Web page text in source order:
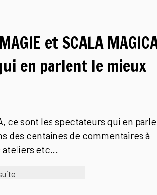
et SCALA
en parlent le mieux
ce sont les spectateurs qui en
des centaines de commentaires à
ateliers etc...